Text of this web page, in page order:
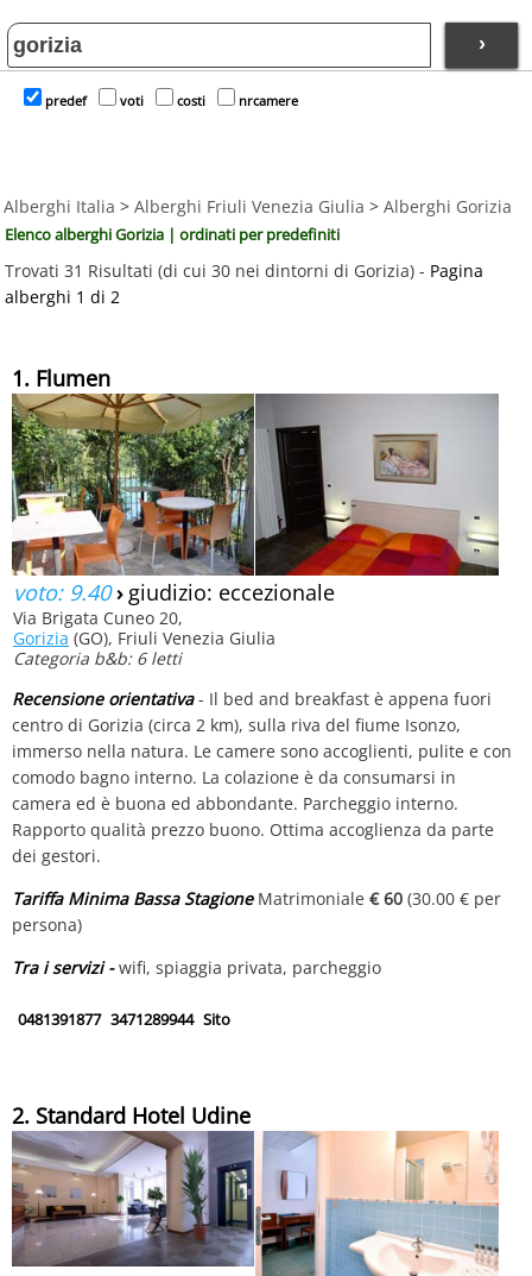
›
predef voti costi nrcamere
Alberghi Italia > Alberghi Friuli Venezia Giulia > Alberghi Gorizia
Elenco alberghi Gorizia | ordinati per predefiniti
Trovati 31 Risultati (di cui 30 nei dintorni di Gorizia) - Pagina
alberghi 1 di 2
1. Flumen
voto: 9.40› giudizio: eccezionale
Via Brigata Cuneo 20,
Gorizia (GO), Friuli Venezia Giulia
Categoria b&b: 6 letti
Recensione orientativa- Il bed and breakfast è appena fuori
centro di Gorizia (circa 2 km), sulla riva del fiume Isonzo,
immerso nella natura. Le camere sono accoglienti, pulite e con
comodo bagno interno. La colazione è da consumarsi in
camera ed è buona ed abbondante. Parcheggio interno.
Rapporto qualità prezzo buono. Ottima accoglienza da parte
dei gestori.
Tariffa Minima Bassa StagioneMatrimoniale € 60 (30.00 € per
persona)
Tra i servizi -wifi, spiaggia privata, parcheggio
0481391877 3471289944 Sito
2. Standard Hotel Udine